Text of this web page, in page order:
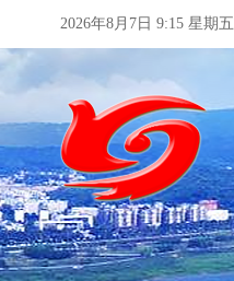
2026年8月7日 9:15 星期五